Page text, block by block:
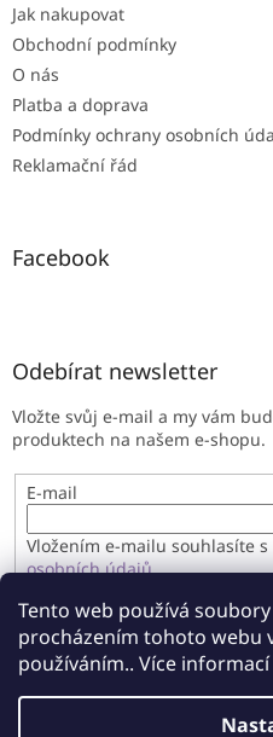
Tento web používá
procházením tohoto webu
používáním.. Více informací
Jak nakupovat
Obchodní podmínky
O nás
Platba a doprava
Podmínky ochrany osobních
Reklamační řád
Facebook
Odebírat newsletter
Vložte svůj e-mail a my vám
produktech na našem e-shopu.
E-mail
Vložením e-mailu souhlasíte s
osobních údajů
PŘIHLÁSIT SE